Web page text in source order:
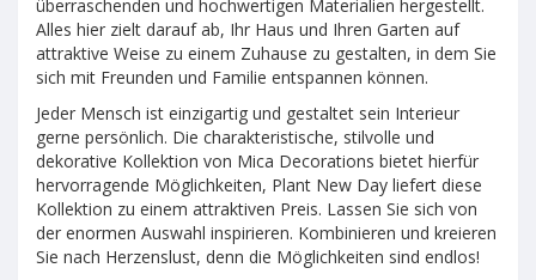
überraschenden und hochwertigen Materialien hergestellt.
Alles hier zielt darauf ab, Ihr Haus und Ihren Garten auf
attraktive Weise zu einem Zuhause zu gestalten, in dem Sie
sich mit Freunden und Familie entspannen können.
Jeder Mensch ist einzigartig und gestaltet sein Interieur
gerne persönlich. Die charakteristische, stilvolle und
dekorative Kollektion von Mica Decorations bietet hierfür
hervorragende Möglichkeiten, Plant New Day liefert diese
Kollektion zu einem attraktiven Preis. Lassen Sie sich von
der enormen Auswahl inspirieren. Kombinieren und kreieren
Sie nach Herzenslust, denn die Möglichkeiten sind endlos!